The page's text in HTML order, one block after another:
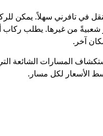
في تافرني سهلاً. يمكن
آخر.
المسارات الشائعة
الأسعار لكل مسار.